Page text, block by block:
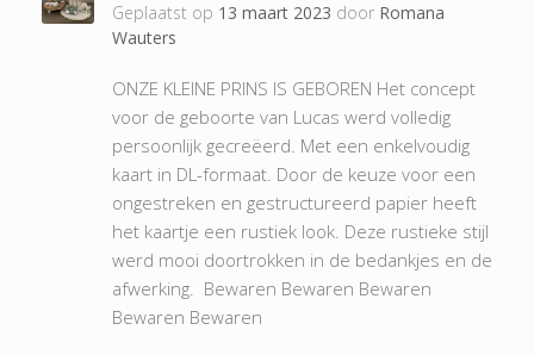
Geplaatst op 13 maart 2023 door Romana
Wauters
ONZE KLEINE PRINS IS GEBOREN Het concept
voor de geboorte van Lucas werd volledig
persoonlijk gecreëerd. Met een enkelvoudig
kaart in DL-formaat. Door de keuze voor een
ongestreken en gestructureerd papier heeft
het kaartje een rustiek look. Deze rustieke stijl
werd mooi doortrokken in de bedankjes en de
afwerking. Bewaren Bewaren Bewaren
Bewaren Bewaren